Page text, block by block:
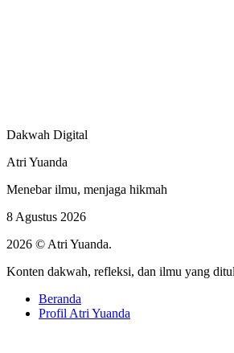
Dakwah Digital
Atri Yuanda
Menebar ilmu, menjaga hikmah
8 Agustus 2026
2026 © Atri Yuanda.
Konten dakwah, refleksi, dan ilmu yang
Beranda
Profil Atri Yuanda